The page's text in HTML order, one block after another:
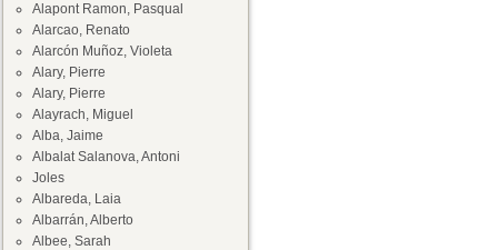
Alapont Ramon, Pasqual
Alarcao, Renato
Alarcón Muñoz, Violeta
Alary, Pierre
Alary, Pierre
Alayrach, Miguel
Alba, Jaime
Albalat Salanova, Antoni
Joles
Albareda, Laia
Albarrán, Alberto
Albee, Sarah